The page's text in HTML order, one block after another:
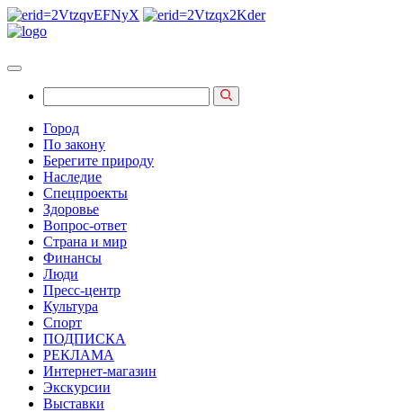
Город
По закону
Берегите природу
Наследие
Спецпроекты
Здоровье
Вопрос-ответ
Страна и мир
Финансы
Люди
Пресс-центр
Культура
Спорт
ПОДПИСКА
РЕКЛАМА
Интернет-магазин
Экскурсии
Выставки